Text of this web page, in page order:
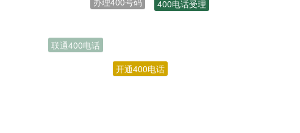
联通400电话